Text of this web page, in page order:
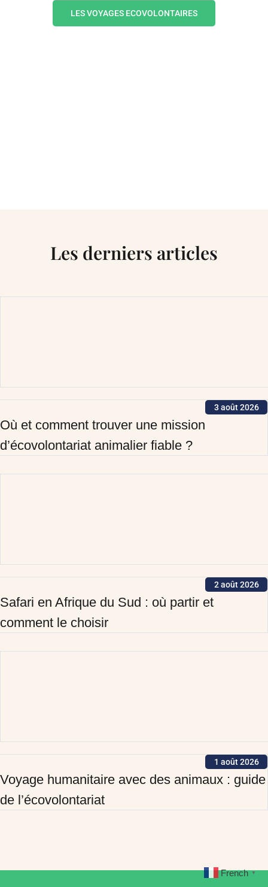
LES VOYAGES ECOVOLONTAIRES
Les derniers articles
3 août 2026
Où et comment trouver une mission
d’écovolontariat animalier fiable ?
2 août 2026
Safari en Afrique du Sud : où partir et
comment le choisir
1 août 2026
Voyage humanitaire avec des animaux : guide
de l’écovolontariat
French ▼